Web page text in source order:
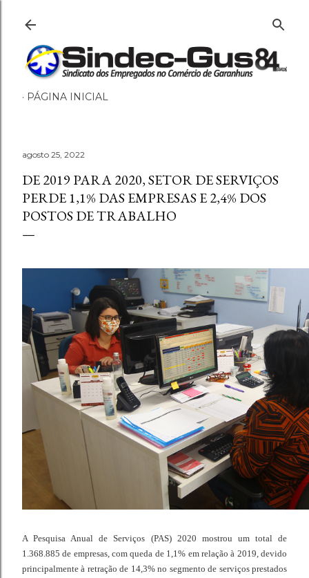
Pular para o conteúdo
PÁGINA INICIAL
agosto 25, 2022
DE 2019 PARA 2020, SETOR DE SERVIÇOS
PERDE 1,1% DAS EMPRESAS E 2,4% DOS
POSTOS DE TRABALHO
A Pesquisa Anual de Serviços (PAS) 2020 mostrou um total de
1.368.885 de empresas, com queda de 1,1% em relação à 2019, devido
principalmente à retração de 14,3% no segmento de serviços prestados